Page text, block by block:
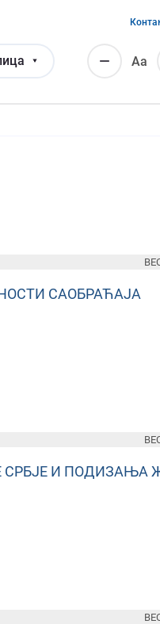
Аа
САОБРАЋАЈА
СРБЈЕ И ПОДИЗАЊА